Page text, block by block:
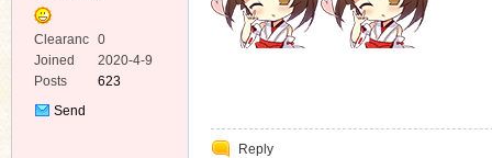
Clearanc
e
0
Joined
2020-4-9
Posts
623
Send
Reply